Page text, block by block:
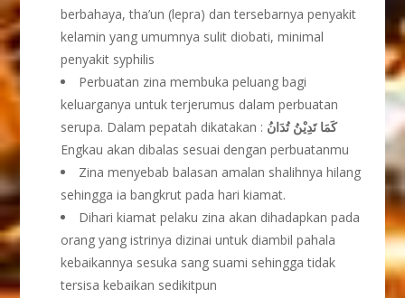
berbahaya, tha’un (lepra) dan tersebarnya penyakit
kelamin yang umumnya sulit diobati, minimal
penyakit syphilis
Perbuatan zina membuka peluang bagi
keluarganya untuk terjerumus dalam perbuatan
serupa. Dalam pepatah dikatakan : كَمَا تَدِيْنُ تُدَانُ
Engkau akan dibalas sesuai dengan perbuatanmu
Zina menyebab balasan amalan shalihnya hilang
sehingga ia bangkrut pada hari kiamat.
Dihari kiamat pelaku zina akan dihadapkan pada
orang yang istrinya dizinai untuk diambil pahala
kebaikannya sesuka sang suami sehingga tidak
tersisa kebaikan sedikitpun